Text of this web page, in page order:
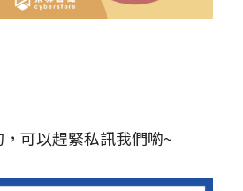
可以趕緊私訊我們喲~